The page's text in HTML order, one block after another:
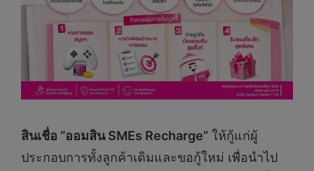
สินเชื่อ “ออมสินSMEs Recharge” ให้กู้แก่ผู้
ประกอบการทั้งลูกค้าเดิมและขอกู้ใหม่ เพื่อนำไป